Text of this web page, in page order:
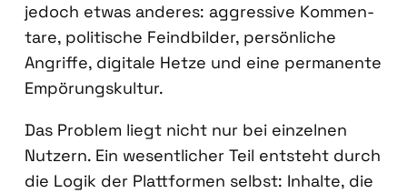
jedoch etwas ande­res: aggres­si­ve Kom­men­
ta­re, poli­ti­sche Feind­bil­der, per­sön­li­che
Angrif­fe, digi­ta­le Het­ze und eine per­ma­nen­te
Empö­rungs­kul­tur.
Das Pro­blem liegt nicht nur bei ein­zel­nen
Nut­zern. Ein wesent­li­cher Teil ent­steht durch
die Logik der Platt­for­men selbst: Inhal­te, die